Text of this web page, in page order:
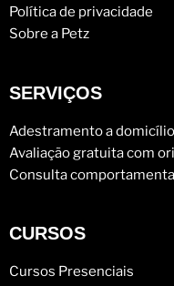
Política de privacidade
Sobre a Petz
SERVIÇOS
Adestramento a
Avaliação gratuita com
Consulta
CURSOS
Cursos Presenciais